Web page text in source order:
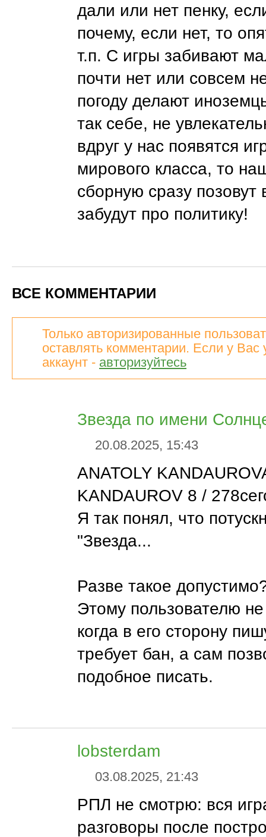
дали или нет пенку,
почему, если нет, то
т.п. С игры забивают
почти нет или совсем
погоду делают
так себе, не
вдруг у нас появятся
мирового класса, то
сборную сразу позовут
забудут про политику!
ВСЕ КОММЕНТАРИИ
Только авторизированные
оставлять комментарии. Если у Вас
аккаунт - авторизуйтесь
Звезда по имени
20.08.2025, 15:43
ANATOLY
KANDAUROV 8 /
Я так понял, что
"Звезда...
Разве такое
Этому пользователю
когда в его сторону
требует бан, а сам
подобное писать.
lobsterdam
03.08.2025, 21:43
РПЛ не смотрю: вся
разговоры после